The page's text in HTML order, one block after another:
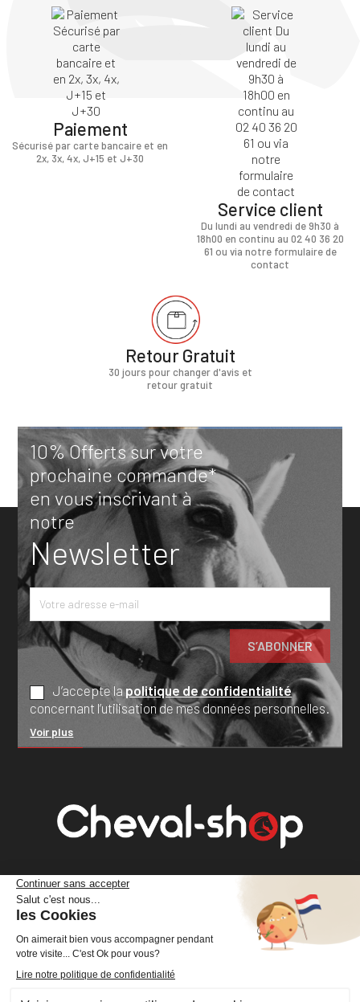
Paiement
Sécurisé par carte bancaire et en
2x, 3x, 4x, J+15 et J+30
Service client
Du lundi au vendredi de 9h30 à
18h00 en continu au 02 40 36 20
61 ou via notre formulaire de
contact
Retour Gratuit
30 jours pour changer d'avis et
retour gratuit
10% Offerts sur votre
prochaine commande*
en vous inscrivant à
notre
Newsletter
J’accepte lapolitique de confidentialité
concernant l’utilisation de mes données personnelles.
Voir plus
France
+33 (0)2 40 36 20 61